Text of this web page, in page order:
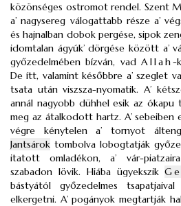
közönséges ostromot rendel. Szent
a’ nagysereg válogattabb része a’
és hajnalban dobok pergése, sipok
idomtalan ágyúk’ dörgése között a’
győzedelmében bízván, vad Allah-
De ítt, valamint későbbre a’ szeglet
tsata után viszsza-nyomatik. A’
annál nagyobb dühhel esik az ókapu
meg az átalkodott hartz. A’ sebeiben
végre kénytelen a’ tornyot
Jantsárok tombolva lobogtatják
itatott omladékon, a’ vár-
szabadon lövik. Hiába ügyekszik
bástyától győzedelmes
elkergetni. A’ pogányok megtartják